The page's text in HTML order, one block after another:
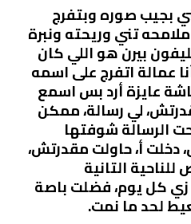
بجيب صوره وبتفرج
تني وريحته ونبرة
بيرن هو اللي كان
عمالة اتفرج على اسمه
عايزة أرد بس اسمع
لي رسالة، ممكن
الرسالة شوفتها
دخلت أ، حاولت مقدرتش،
التانية
كل يوم، فضلت باصة
لحد ما نمت.